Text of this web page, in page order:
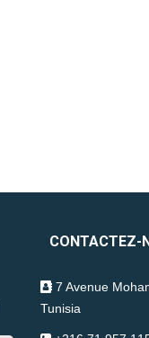
CONTACTEZ-
7 Avenue
Tunisia